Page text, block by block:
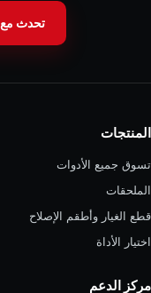
تحدث مع Nemo
المنتجات
تسوق جميع الأدوات
الملحقات
قطع الغيار وأطقم الإصلاح
اختيار الأداة
مركز الدعم